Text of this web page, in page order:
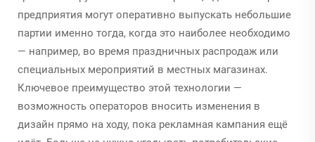
предприятия могут оперативно выпускать небольшие
партии именно тогда, когда это наиболее необходимо
— например, во время праздничных распродаж или
специальных мероприятий в местных магазинах.
Ключевое преимущество этой технологии —
возможность операторов вносить изменения в
дизайн прямо на ходу, пока рекламная кампания ещё